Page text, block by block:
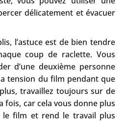
délicatement et évacuer
l’astuce est de bien tendre
coup de raclette. Vous
d’une deuxième personne
tension du film pendant que
travaillez toujours sur de
fois, car cela vous donne plus
film et rend le travail plus